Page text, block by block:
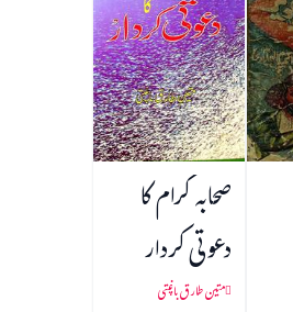
صحابہ کرام کا
دعوتی کردار
متین طارق باغپتی